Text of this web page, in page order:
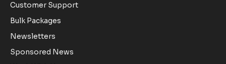
Customer Support
Bulk Packages
Newsletters
Sponsored News